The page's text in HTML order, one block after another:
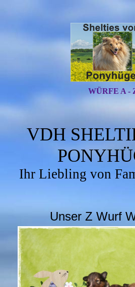
WÜRFE A -
VDH
Ihr Liebling von
Unser Z Wurf